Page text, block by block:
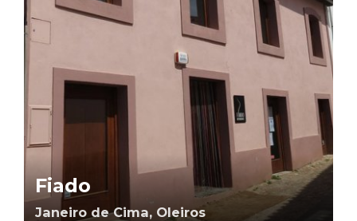
Fiado
Janeiro de Cima, Oleiros